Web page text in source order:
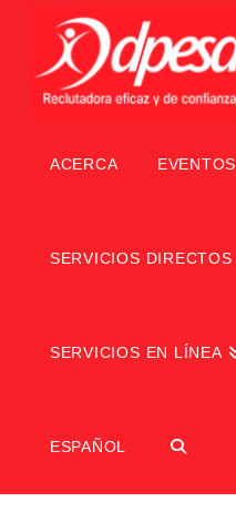
ACERCA EVENTOS
SERVICIOS DIRECTOS
SERVICIOS EN LÍNEA
ESPAÑOL